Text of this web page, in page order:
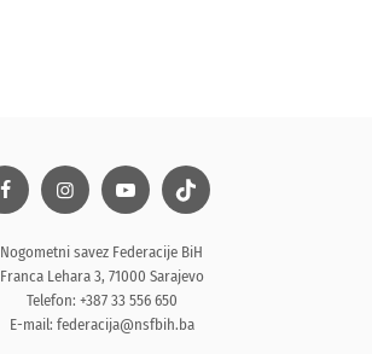
Nogometni savez Federacije BiH
Franca Lehara 3, 71000 Sarajevo
Telefon: +387 33 556 650
E-mail: federacija@nsfbih.ba